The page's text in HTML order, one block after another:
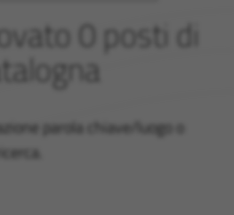
0 posti di
parola chiave/luogo o